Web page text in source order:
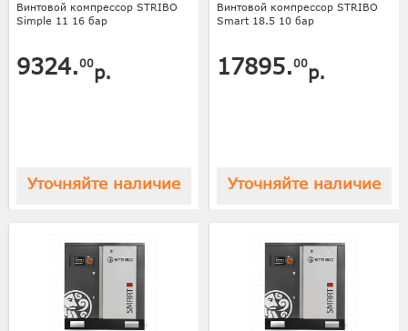
Винтовой компрессор STRIBO
Simple 11 16 бар
9324.00р.
Уточняйте наличие
Винтовой компрессор STRIBO
Smart 18.5 10 бар
17895.00р.
Уточняйте наличие